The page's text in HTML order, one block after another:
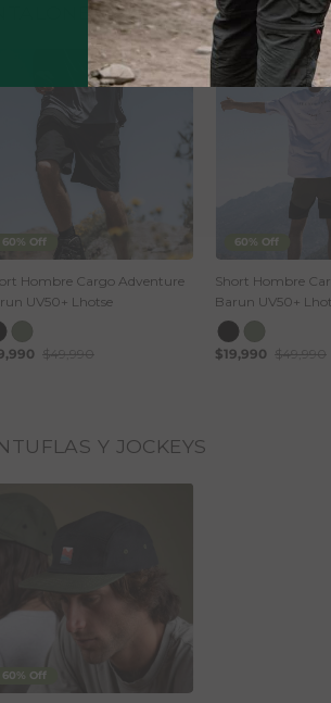
Y SHORTS
60% Off
Hombre Cargo Adventure
UV50+ Lhotse
$49,990
60% Off
Short Hombre
Barun UV50+
$19,990 $49,990
Y JOCKEYS
60% Off